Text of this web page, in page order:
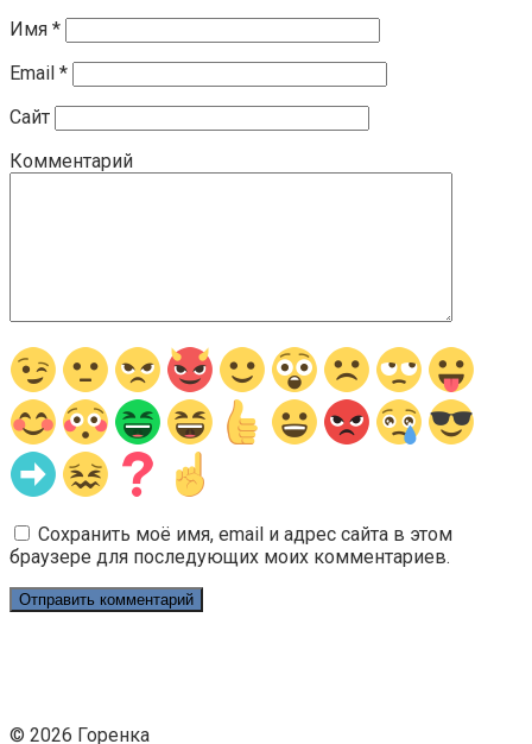
Имя *
Email *
Сайт
Комментарий
Сохранить моё имя, email и адрес сайта в этом
браузере для последующих моих комментариев.
© 2026 Горенка